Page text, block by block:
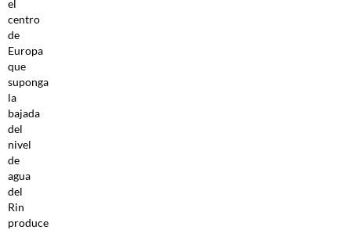
el
centro
de
Europa
que
suponga
la
bajada
del
nivel
de
agua
del
Rin
produce